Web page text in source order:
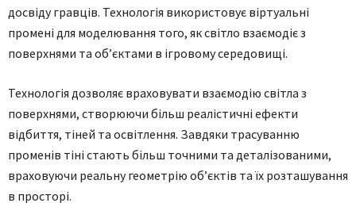
досвіду гравців. Технологія використовує віртуальні
промені для моделювання того, як світло взаємодіє з
поверхнями та об’єктами в ігровому середовищі.
Технологія дозволяє враховувати взаємодію світла з
поверхнями, створюючи більш реалістичні ефекти
відбиття, тіней та освітлення. Завдяки трасуванню
променів тіні стають більш точними та деталізованими,
враховуючи реальну геометрію об’єктів та їх розташування
в просторі.